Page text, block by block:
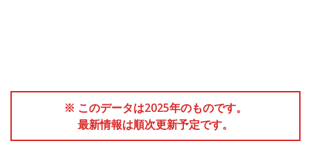
※ このデータは2025年のものです。
最新情報は順次更新予定です。